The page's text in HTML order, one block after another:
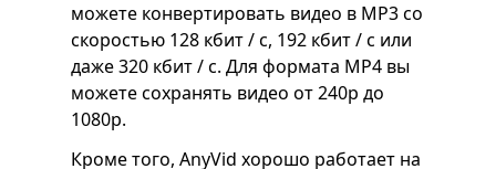
можете конвертировать видео в MP3 со
скоростью 128 кбит / с, 192 кбит / с или
даже 320 кбит / с. Для формата MP4 вы
можете сохранять видео от 240p до
1080p.
Кроме того, AnyVid хорошо работает на